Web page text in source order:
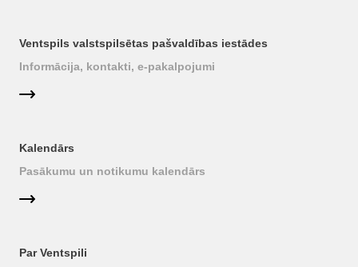
Ventspils valstspilsētas pašvaldības iestādes
Informācija, kontakti, e-pakalpojumi
Kalendārs
Pasākumu un notikumu kalendārs
Par Ventspili